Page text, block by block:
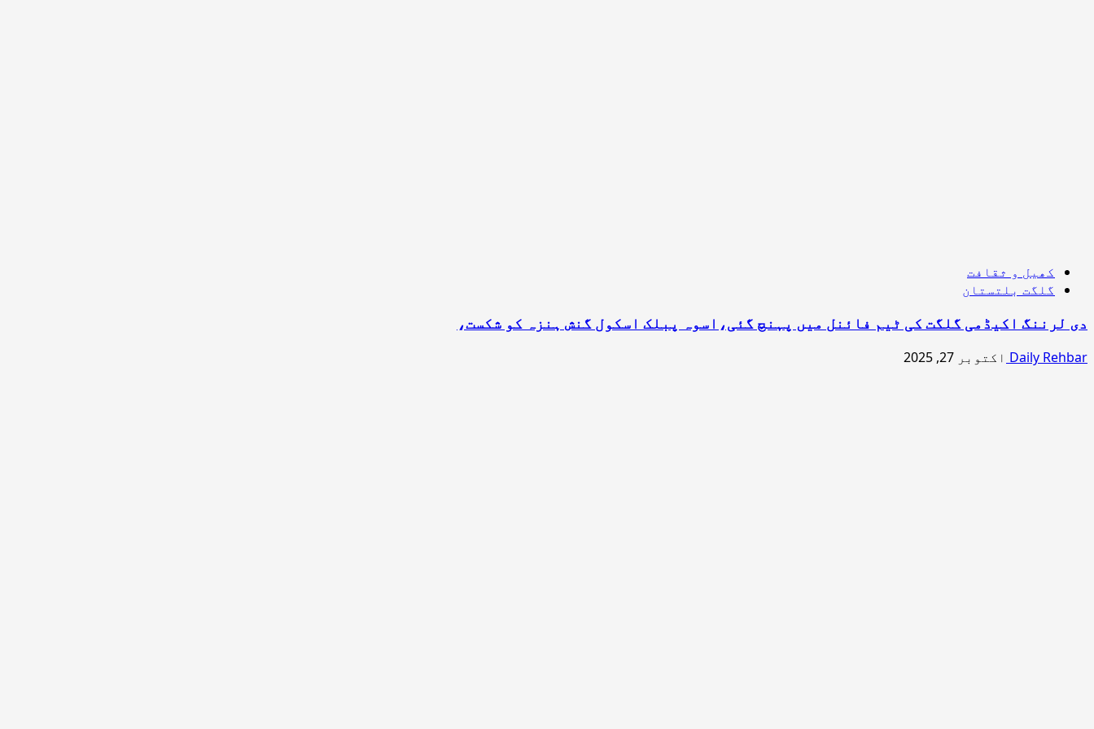
کھیل و ثقافت
گلگت بلتستان
دی لرننگ اکیڈمی گلگت کی ٹیم فائنل میں پہنچ گئی،اسوہ پبلک اسکول گنش ہنزہ کو شکست،
Daily Rehbar اکتوبر 27, 2025